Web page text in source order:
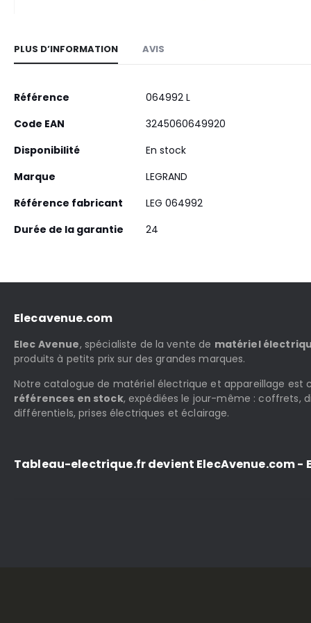
the
the
images
PLUS D’INFORMATION
Plus
Référence
064992 L
Code EAN
3245060649920
Disponibilité
En stock
Marque
LEGRAND
Référence fabricant
LEG 064992
Durée de la garantie
24
AVIS
Elecavenue.com
Elec Avenue, spécialiste de la vente de matériel
produits à petits prix sur des grandes marques.
Notre catalogue de matériel électrique et appareillage est
références en stock, expédiées le jour-même : coffrets,
différentiels, prises électriques et éclairage.
Tableau-electrique.fr devient ElecAvenue.com -